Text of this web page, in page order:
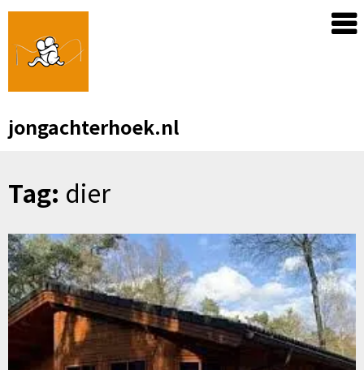
Skip
content
jongachterhoek.nl
Tag: dier